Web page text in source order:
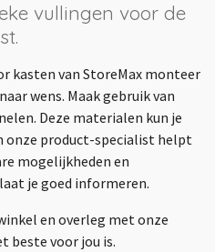
vullingen voor de
kasten van StoreMax monteer
wens. Maak gebruik van
Deze materialen kun je
onze product-specialist helpt
mogelijkheden en
je goed informeren.
en overleg met onze
beste voor jou is.